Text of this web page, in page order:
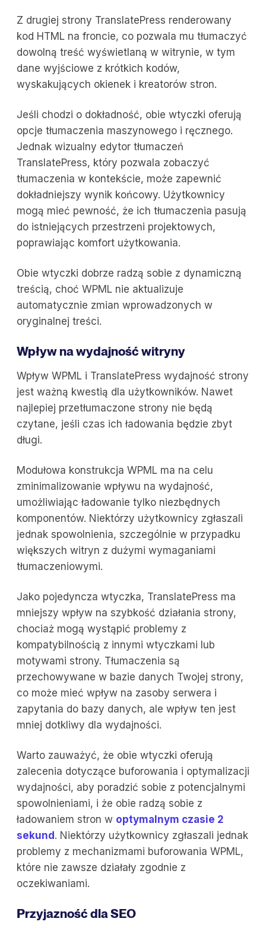
Z drugiej strony TranslatePress renderowany
kod HTML na froncie, co pozwala mu tłumaczyć
dowolną treść wyświetlaną w witrynie, w tym
dane wyjściowe z krótkich kodów,
wyskakujących okienek i kreatorów stron.
Jeśli chodzi o dokładność, obie wtyczki oferują
opcje tłumaczenia maszynowego i ręcznego.
Jednak wizualny edytor tłumaczeń
TranslatePress, który pozwala zobaczyć
tłumaczenia w kontekście, może zapewnić
dokładniejszy wynik końcowy. Użytkownicy
mogą mieć pewność, że ich tłumaczenia pasują
do istniejących przestrzeni projektowych,
poprawiając komfort użytkowania.
Obie wtyczki dobrze radzą sobie z dynamiczną
treścią, choć WPML nie aktualizuje
automatycznie zmian wprowadzonych w
oryginalnej treści.
Wpływ na wydajność witryny
Wpływ WPML i TranslatePress wydajność strony
jest ważną kwestią dla użytkowników. Nawet
najlepiej przetłumaczone strony nie będą
czytane, jeśli czas ich ładowania będzie zbyt
długi.
Modułowa konstrukcja WPML ma na celu
zminimalizowanie wpływu na wydajność,
umożliwiając ładowanie tylko niezbędnych
komponentów. Niektórzy użytkownicy zgłaszali
jednak spowolnienia, szczególnie w przypadku
większych witryn z dużymi wymaganiami
tłumaczeniowymi.
Jako pojedyncza wtyczka, TranslatePress ma
mniejszy wpływ na szybkość działania strony,
chociaż mogą wystąpić problemy z
kompatybilnością z innymi wtyczkami lub
motywami strony. Tłumaczenia są
przechowywane w bazie danych Twojej strony,
co może mieć wpływ na zasoby serwera i
zapytania do bazy danych, ale wpływ ten jest
mniej dotkliwy dla wydajności.
Warto zauważyć, że obie wtyczki oferują
zalecenia dotyczące buforowania i optymalizacji
wydajności, aby poradzić sobie z potencjalnymi
spowolnieniami, i że obie radzą sobie z
ładowaniem stron w optymalnym czasie 2
sekund. Niektórzy użytkownicy zgłaszali jednak
problemy z mechanizmami buforowania WPML,
które nie zawsze działały zgodnie z
oczekiwaniami.
Przyjazność dla SEO